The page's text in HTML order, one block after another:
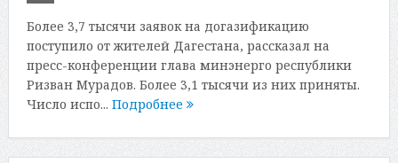
Более 3,7 тысячи заявок на догазификацию
поступило от жителей Дагестана, рассказал на
пресс-конференции глава минэнерго республики
Ризван Мурадов. Более 3,1 тысячи из них приняты.
Число испо... Подробнее